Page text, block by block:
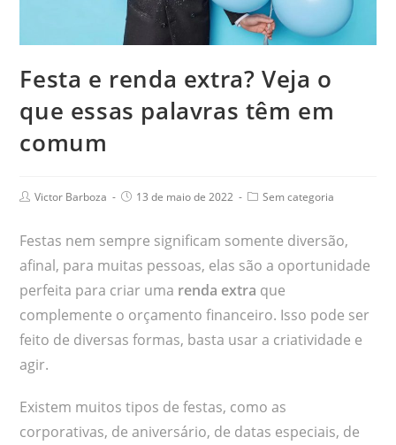
Festa e renda extra? Veja o
que essas palavras têm em
comum
Victor Barboza 13 de maio de 2022 Sem categoria
Festas nem sempre significam somente diversão,
afinal, para muitas pessoas, elas são a oportunidade
perfeita para criar uma renda extra que
complemente o orçamento financeiro. Isso pode ser
feito de diversas formas, basta usar a criatividade e
agir.
Existem muitos tipos de festas, como as
corporativas, de aniversário, de datas especiais, de